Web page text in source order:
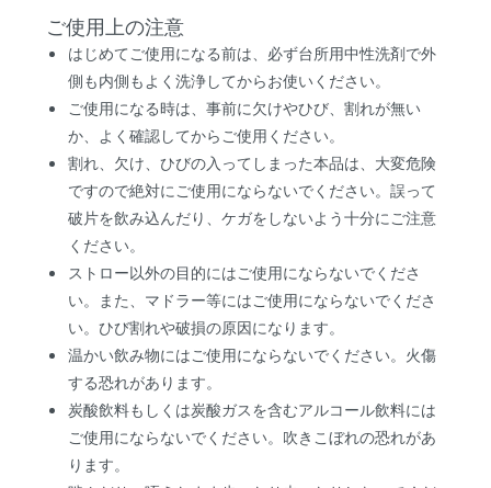
ご使用上の注意
はじめてご使用になる前は、必ず台所用中性洗剤で外
側も内側もよく洗浄してからお使いください。
ご使用になる時は、事前に欠けやひび、割れが無い
か、よく確認してからご使用ください。
割れ、欠け、ひびの入ってしまった本品は、大変危険
ですので絶対にご使用にならないでください。誤って
破片を飲み込んだり、ケガをしないよう十分にご注意
ください。
ストロー以外の目的にはご使用にならないでくださ
い。また、マドラー等にはご使用にならないでくださ
い。ひび割れや破損の原因になります。
温かい飲み物にはご使用にならないでください。火傷
する恐れがあります。
炭酸飲料もしくは炭酸ガスを含むアルコール飲料には
ご使用にならないでください。吹きこぼれの恐れがあ
ります。